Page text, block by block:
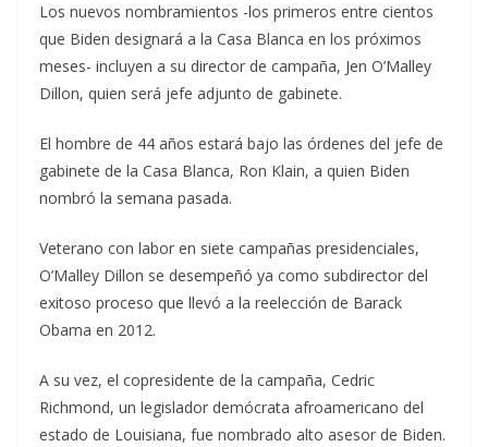
Los nuevos nombramientos -los primeros entre cientos
que Biden designará a la Casa Blanca en los próximos
meses- incluyen a su director de campaña, Jen O’Malley
Dillon, quien será jefe adjunto de gabinete.
El hombre de 44 años estará bajo las órdenes del jefe de
gabinete de la Casa Blanca, Ron Klain, a quien Biden
nombró la semana pasada.
Veterano con labor en siete campañas presidenciales,
O’Malley Dillon se desempeñó ya como subdirector del
exitoso proceso que llevó a la reelección de Barack
Obama en 2012.
A su vez, el copresidente de la campaña, Cedric
Richmond, un legislador demócrata afroamericano del
estado de Louisiana, fue nombrado alto asesor de Biden.